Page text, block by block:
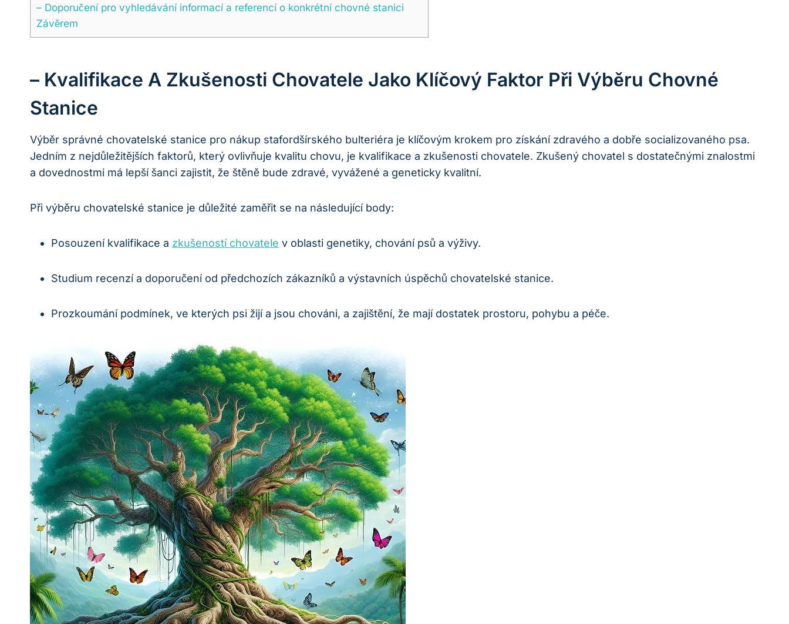
– Doporučení pro vyhledávání informací a referencí o konkrétní chovné stanici
Závěrem
– Kvalifikace A Zkušenosti Chovatele Jako Klíčový Faktor Při Výběru Chovné
Stanice
Výběr správné chovatelské stanice pro nákup stafordšírského bulteriéra je klíčovým krokem pro získání zdravého a dobře socializovaného psa.
Jedním z nejdůležitějších faktorů, který ovlivňuje kvalitu chovu, je kvalifikace a zkušenosti chovatele. Zkušený chovatel s dostatečnými znalostmi
a dovednostmi má lepší šanci zajistit, že štěně bude zdravé, vyvážené a geneticky kvalitní.
Při výběru chovatelské stanice je důležité zaměřit se na následující body:
Posouzení kvalifikace a zkušeností chovatele v oblasti genetiky, chování psů a výživy.
Studium recenzí a doporučení od předchozích zákazníků a výstavních úspěchů chovatelské stanice.
Prozkoumání podmínek, ve kterých psi žijí a jsou chováni, a zajištění, že mají dostatek prostoru, pohybu a péče.